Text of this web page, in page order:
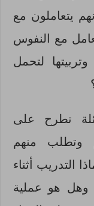
يتعاملون مع
مع النفوس
لتحمل
تطرح على
وتطلب منهم
التدريب أثناء
وهل هو عملية